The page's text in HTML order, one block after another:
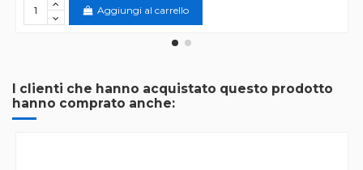
Aggiungi al carrello
I clienti che hanno acquistato questo prodotto
hanno comprato anche: